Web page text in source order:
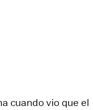
cuando vio que el